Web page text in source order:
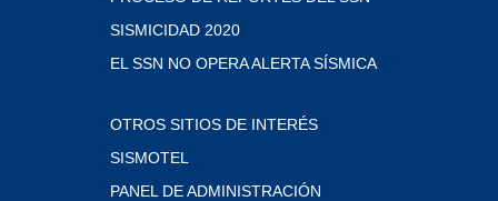
SISMICIDAD 2020
EL SSN NO OPERA ALERTA SÍSMICA
OTROS SITIOS DE INTERÉS
SISMOTEL
PANEL DE ADMINISTRACIÓN